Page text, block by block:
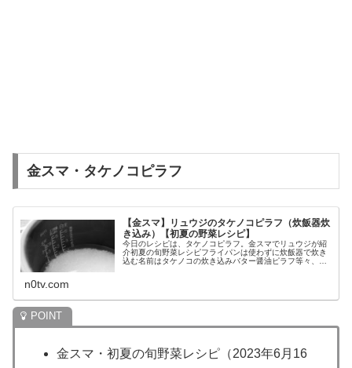
金スマ・タケノコピラフ
【金スマ】リュウジのタケノコピラフ（炊飯器炊
き込み）【初夏の野菜レシピ】
今日のレシピは、タケノコピラフ。金スマでリュウジが紹
介初夏の旬野菜レシピフライパンは使わずに炊飯器で炊き
込む名前はタケノコの炊き込みバター醤油ピラフ等々、6
n0tv.com
金スマ・初夏の旬野菜レシピ（2023年6月16